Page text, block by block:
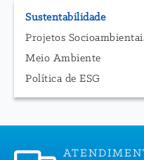
Sustentabilidade
Projetos
Meio Ambiente
Política de ESG